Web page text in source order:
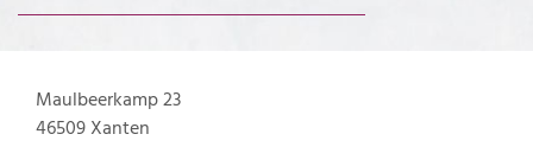
Maulbeerkamp 23
46509 Xanten